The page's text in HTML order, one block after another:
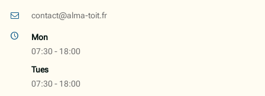
contact@alma-toit.fr
Mon
07:30 - 18:00
Tues
07:30 - 18:00